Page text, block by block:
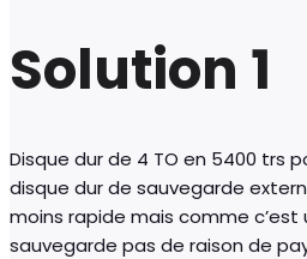
Solution 1
Disque dur de 4 TO en 5400 trs
disque dur de sauvegarde
moins rapide mais comme c’est
sauvegarde pas de raison de